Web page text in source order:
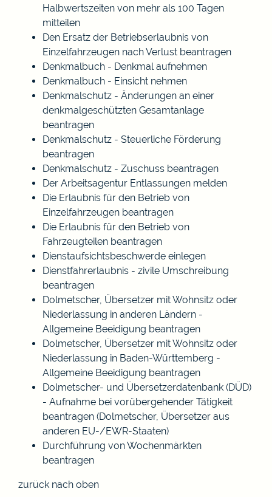
Halbwertszeiten von mehr als 100 Tagen
mitteilen
Den Ersatz der Betriebserlaubnis von
Einzelfahrzeugen nach Verlust beantragen
Denkmalbuch - Denkmal aufnehmen
Denkmalbuch - Einsicht nehmen
Denkmalschutz - Änderungen an einer
denkmalgeschützten Gesamtanlage
beantragen
Denkmalschutz - Steuerliche Förderung
beantragen
Denkmalschutz - Zuschuss beantragen
Der Arbeitsagentur Entlassungen melden
Die Erlaubnis für den Betrieb von
Einzelfahrzeugen beantragen
Die Erlaubnis für den Betrieb von
Fahrzeugteilen beantragen
Dienstaufsichtsbeschwerde einlegen
Dienstfahrerlaubnis - zivile Umschreibung
beantragen
Dolmetscher, Übersetzer mit Wohnsitz oder
Niederlassung in anderen Ländern -
Allgemeine Beeidigung beantragen
Dolmetscher, Übersetzer mit Wohnsitz oder
Niederlassung in Baden-Württemberg -
Allgemeine Beeidigung beantragen
Dolmetscher- und Übersetzerdatenbank (DÜD)
- Aufnahme bei vorübergehender Tätigkeit
beantragen (Dolmetscher, Übersetzer aus
anderen EU-/EWR-Staaten)
Durchführung von Wochenmärkten
beantragen
zurück nach oben